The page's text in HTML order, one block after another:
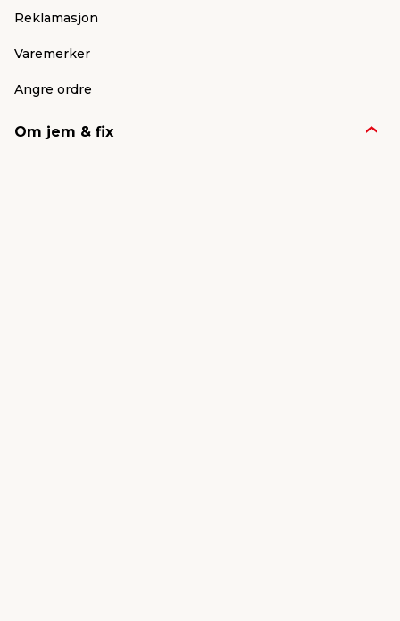
Reklamasjon
Varemerker
Angre ordre
Om jem & fix